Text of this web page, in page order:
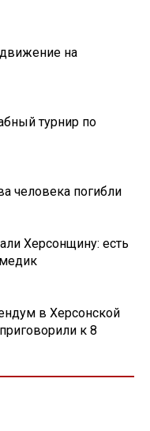
на
турнир по
человека погибли
Херсонщину: есть
в Херсонской
к 8